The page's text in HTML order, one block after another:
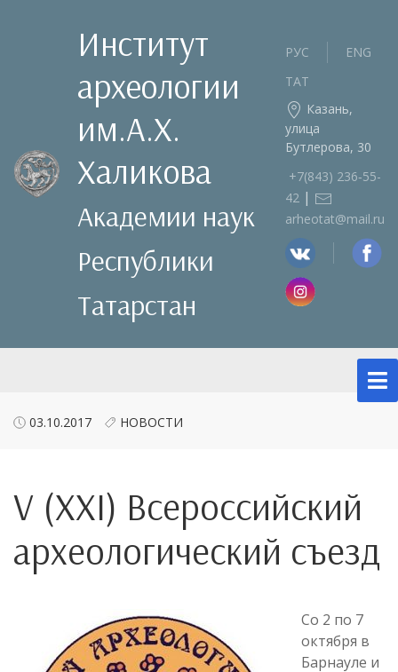
Институт
археологии
им.А.Х.
Халикова
Академии наук
Республики
Татарстан
РУС
ENG
ТАТ
Казань,
улица
Бутлерова, 30
+7(843) 236‑55-
42 |
arheotat@mail.ru
03.10.2017 НОВОСТИ
V (XXI) Всероссийский
археологический съезд
Со 2 по 7
октября в
Барнауле и